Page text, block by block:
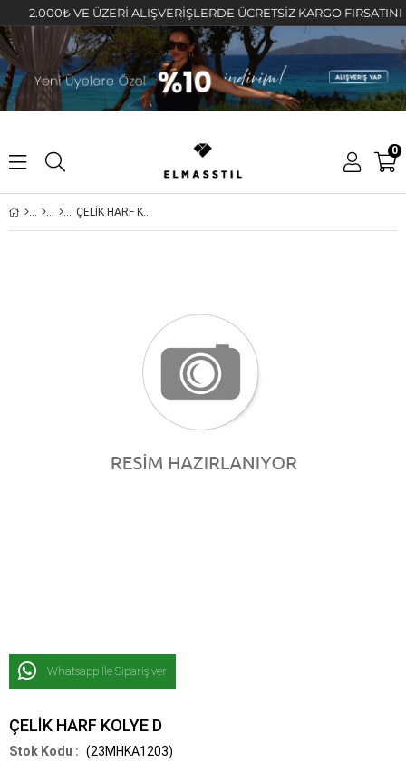
2.000₺ VE ÜZERİ ALIŞVERİŞLERDE ÜCRETSİZ KARGO FIRSATINI
0
ÇELİK HARF KOLYE D
Whatsapp İle Sipariş ver
ÇELİK HARF KOLYE D
(23MHKA1203)